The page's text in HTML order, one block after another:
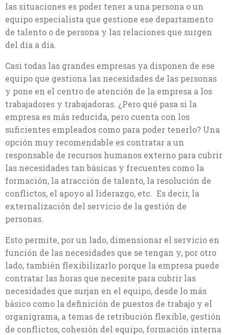
las situaciones es poder tener a una persona o un
equipo especialista que gestione ese departamento
de talento o de persona y las relaciones que surgen
del día a día.
Casi todas las grandes empresas ya disponen de ese
equipo que gestiona las necesidades de las personas
y pone en el centro de atención de la empresa a los
trabajadores y trabajadoras. ¿Pero qué pasa si la
empresa es más reducida, pero cuenta con los
suficientes empleados como para poder tenerlo? Una
opción muy recomendable es contratar a un
responsable de recursos humanos externo para cubrir
las necesidades tan básicas y frecuentes como la
formación, la atracción de talento, la resolución de
conflictos, el apoyo al liderazgo, etc. Es decir, la
externalización del servicio de la gestión de
personas.
Esto permite, por un lado, dimensionar el servicio en
función de las necesidades que se tengan y, por otro
lado, también flexibilizarlo porque la empresa puede
contratar las horas que necesite para cubrir las
necesidades que surjan en el equipo, desde lo más
básico como la definición de puestos de trabajo y el
organigrama, a temas de retribución flexible, gestión
de conflictos, cohesión del equipo, formación interna